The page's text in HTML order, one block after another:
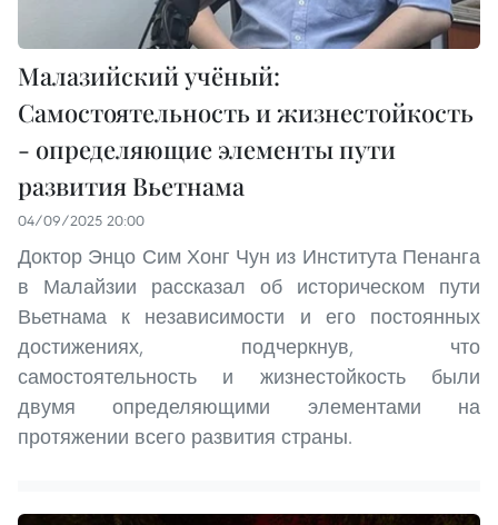
Малазийский учёный:
Самостоятельность и жизнестойкость
- определяющие элементы пути
развития Вьетнама
04/09/2025 20:00
Доктор Энцо Сим Хонг Чун из Института Пенанга
в Малайзии рассказал об историческом пути
Вьетнама к независимости и его постоянных
достижениях, подчеркнув, что
самостоятельность и жизнестойкость были
двумя определяющими элементами на
протяжении всего развития страны.